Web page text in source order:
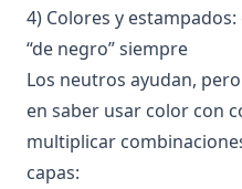
4) Colores y
“de negro” siempre
Los neutros ayudan,
en saber usar color con
multiplicar
capas: